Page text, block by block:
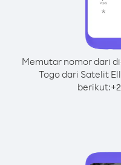
Memutar nomor dari
Togo dari Satelit
berikut:+